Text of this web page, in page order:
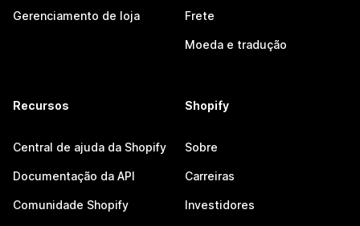
Gerenciamento de loja Frete
Moeda e tradução
Recursos
Central de ajuda da Shopify
Documentação da API
Comunidade Shopify
Shopify
Sobre
Carreiras
Investidores